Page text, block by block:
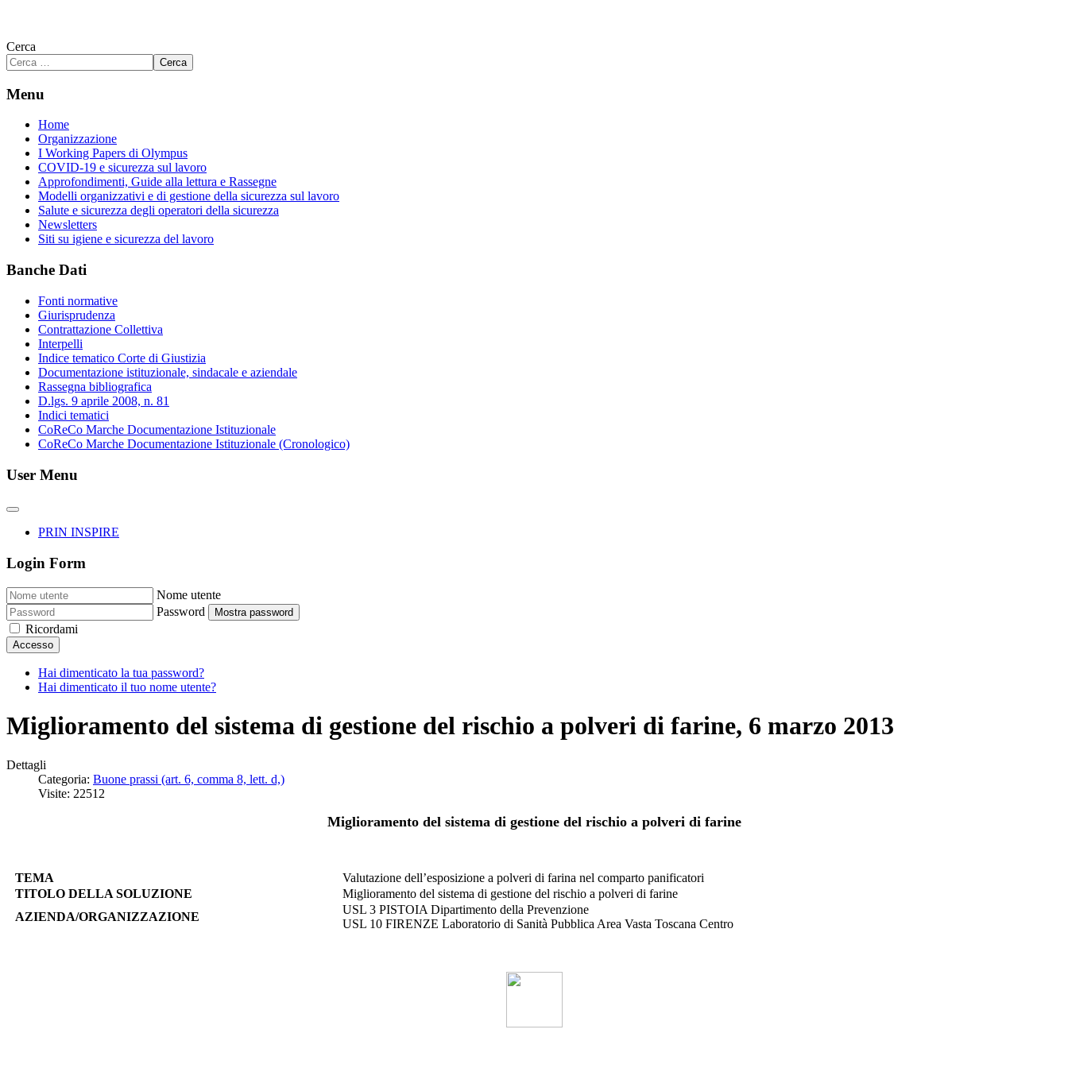
Cerca
Cerca
Menu
Home
Organizzazione
I Working Papers di Olympus
COVID-19 e sicurezza sul lavoro
Approfondimenti, Guide alla lettura e Rassegne
Modelli organizzativi e di gestione della sicurezza sul lavoro
Salute e sicurezza degli operatori della sicurezza
Newsletters
Siti su igiene e sicurezza del lavoro
Banche Dati
Fonti normative
Giurisprudenza
Contrattazione Collettiva
Interpelli
Indice tematico Corte di Giustizia
Documentazione istituzionale, sindacale e aziendale
Rassegna bibliografica
D.lgs. 9 aprile 2008, n. 81
Indici tematici
CoReCo Marche Documentazione Istituzionale
CoReCo Marche Documentazione Istituzionale (Cronologico)
User Menu
PRIN INSPIRE
Login Form
Nome utente
Password
Mostra password
Ricordami
Accesso
Hai dimenticato la tua password?
Hai dimenticato il tuo nome utente?
Miglioramento del sistema di gestione del rischio a polveri di farine, 6 marzo 2013
Dettagli
Categoria: Buone prassi (art. 6, comma 8, lett. d,)
Visite: 22512
Miglioramento del sistema di gestione del rischio a polveri di farine
TEMA
Valutazione dell’esposizione a polveri di farina nel comparto panificatori
TITOLO DELLA SOLUZIONE
Miglioramento del sistema di gestione del rischio a polveri di farine
AZIENDA/ORGANIZZAZIONE
USL 3 PISTOIA Dipartimento della Prevenzione
USL 10 FIRENZE Laboratorio di Sanità Pubblica Area Vasta Toscana Centro